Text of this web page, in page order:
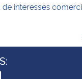
interesses